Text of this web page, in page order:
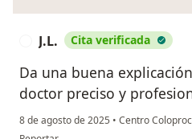
J.L. Cita verificada
Da una buena
doctor preciso y
8 de agosto de 2025 • Centro
en opinión del usuario J.L.